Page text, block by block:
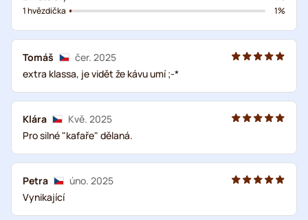
1 hvězdička
1%
Tomáš
čer. 2025
extra klassa, je vidět že kávu umí ;-*
Klára
Kvě. 2025
Pro silné "kafaře" dělaná.
Petra
úno. 2025
Vynikající